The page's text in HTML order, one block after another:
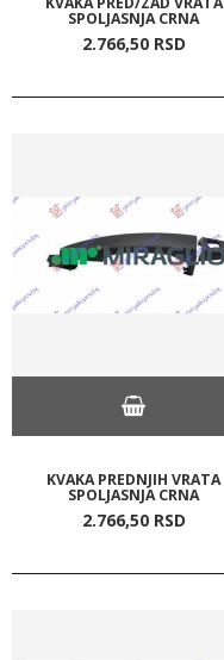
SPOLJASNJA CRNA
2.766,50 RSD
KVAKA PREDNJIH VRATA
SPOLJASNJA CRNA
2.766,50 RSD